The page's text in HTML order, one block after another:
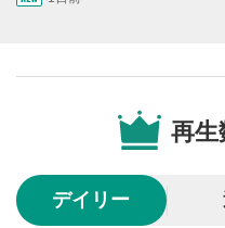
スマートフォンで視聴の
するとその位置から動
動画が再生または一時停
再
デイリー